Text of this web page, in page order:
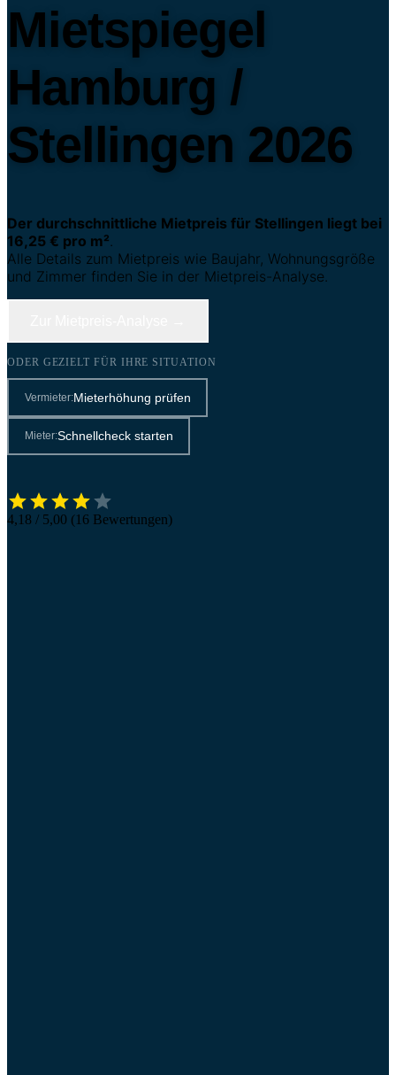
Mietspiegel
Hamburg /
Stellingen 2026
Der durchschnittliche Mietpreis für Stellingen liegt bei
16,25 € pro m².
Alle Details zum Mietpreis wie Baujahr, Wohnungsgröße
und Zimmer finden Sie in der Mietpreis-Analyse.
ODER GEZIELT FÜR IHRE SITUATION
Vermieter:Mieterhöhung prüfen
Mieter:Schnellcheck starten
4,18 / 5,00 (16 Bewertungen)